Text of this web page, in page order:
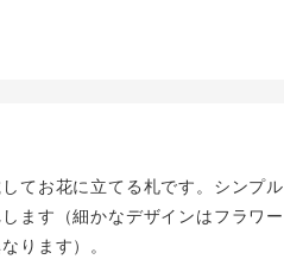
てお花に立てる札です。シンプル
ます（細かなデザインはフラワー
ります）。